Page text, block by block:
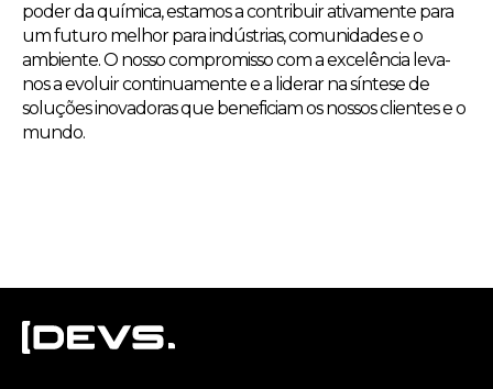
poder da química, estamos a contribuir ativamente para
um futuro melhor para indústrias, comunidades e o
ambiente. O nosso compromisso com a excelência leva-
nos a evoluir continuamente e a liderar na síntese de
soluções inovadoras que beneficiam os nossos clientes e o
mundo.